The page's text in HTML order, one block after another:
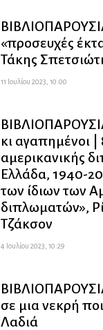
«προσευχές
Τάκης
11 Ιουλίου 2023, 10:00
κι αγαπημένοι |
αμερικανικής
Ελλάδα, 1940-
των ίδιων των
διπλωματών»,
Τζάκσον
4 Ιουλίου 2023, 10:29
σε μια νεκρή
Λαδιά